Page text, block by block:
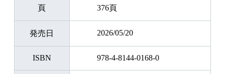
頁 376頁
発売日 2026/05/20
ISBN 978-4-8144-0168-0